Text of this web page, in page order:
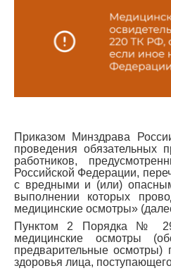
Приказом Минздрава
проведения обязательных
работников,
Российской Федерации,
с вредными и (или)
выполнении которых
медицинские осмотры»
Пунктом 2 Порядка № 29н
медицинские осмотры
предварительные осмотры)
здоровья лица,